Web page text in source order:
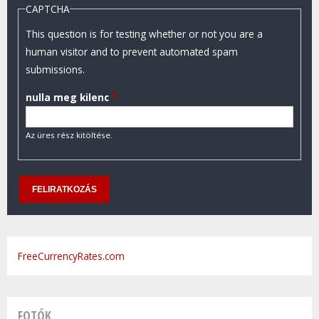
CAPTCHA
This question is for testing whether or not you are a
human visitor and to prevent automated spam
submissions.
nulla meg kilenc *
Az üres rész kitöltése.
FreeCurrencyRates.com
FOTÓK